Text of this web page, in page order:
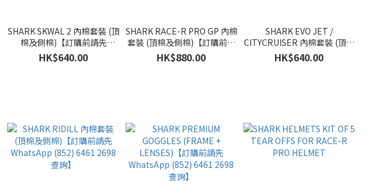
SHARK SKWAL 2 內棉套裝 (頂
棉及側棉)【訂購前請先
WhatsApp (852) 6461 2698
查詢】
HK$640.00
SHARK RACE-R PRO GP 內棉
套裝 (頂棉及側棉)【訂購前請
先WhatsApp (852) 6461
2698 查詢】
HK$880.00
SHARK EVO JET /
CITYCRUISER 內棉套裝 (頂棉
及側棉)【訂購前請先
WhatsApp (852) 6461 2698
HK$640.00